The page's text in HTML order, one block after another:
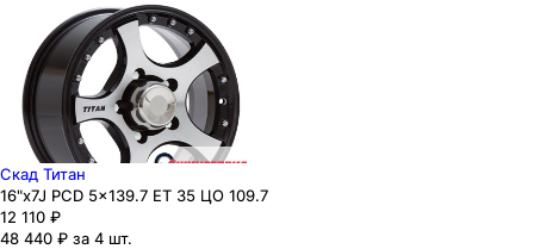
Скад Титан
16"x7J PCD 5x139.7 ЕТ 35 ЦО 109.7
12 110 ₽
48 440 ₽ за 4 шт.